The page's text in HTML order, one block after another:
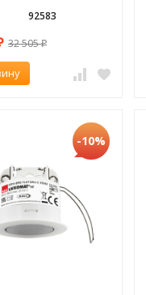
92583
32 505₽
-10%